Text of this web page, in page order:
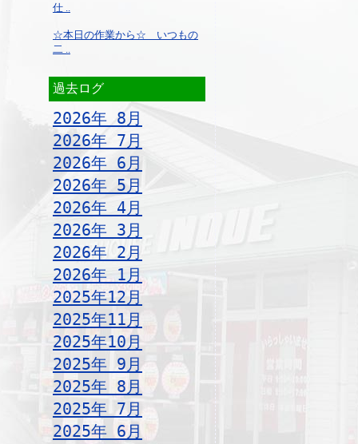
仕 ..
☆本日の作業から☆ いつもの
二 ..
過去ログ
2026年 8月
2026年 7月
2026年 6月
2026年 5月
2026年 4月
2026年 3月
2026年 2月
2026年 1月
2025年12月
2025年11月
2025年10月
2025年 9月
2025年 8月
2025年 7月
2025年 6月